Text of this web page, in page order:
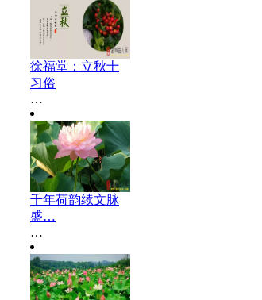
徐福堂：立秋十
习俗
…
千年荷韵续文脉
盛…
…